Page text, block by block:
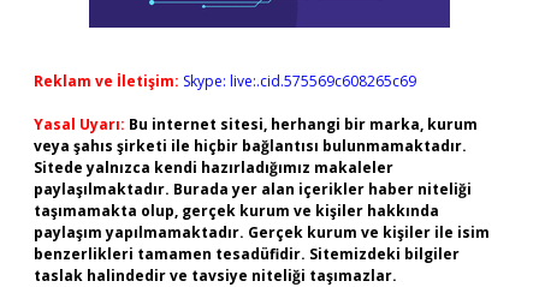
Reklam ve İletişim: Skype: live:.cid.575569c608265c69
Yasal Uyarı: Bu internet sitesi, herhangi bir marka, kurum
veya şahıs şirketi ile hiçbir bağlantısı bulunmamaktadır.
Sitede yalnızca kendi hazırladığımız makaleler
paylaşılmaktadır. Burada yer alan içerikler haber niteliği
taşımamakta olup, gerçek kurum ve kişiler hakkında
paylaşım yapılmamaktadır. Gerçek kurum ve kişiler ile isim
benzerlikleri tamamen tesadüfidir. Sitemizdeki bilgiler
taslak halindedir ve tavsiye niteliği taşımazlar.